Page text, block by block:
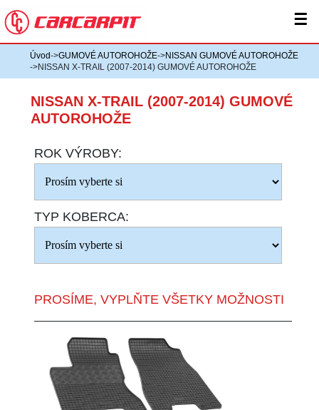
☰
Úvod->GUMOVÉ AUTOROHOŽE->NISSAN GUMOVÉ AUTOROHOŽE
->NISSAN X-TRAIL (2007-2014) GUMOVÉ AUTOROHOŽE
NISSAN X-TRAIL (2007-2014) GUMOVÉ
AUTOROHOŽE
ROK VÝROBY:
TYP KOBERCA:
PROSÍME, VYPLŇTE VŠETKY MOŽNOSTI